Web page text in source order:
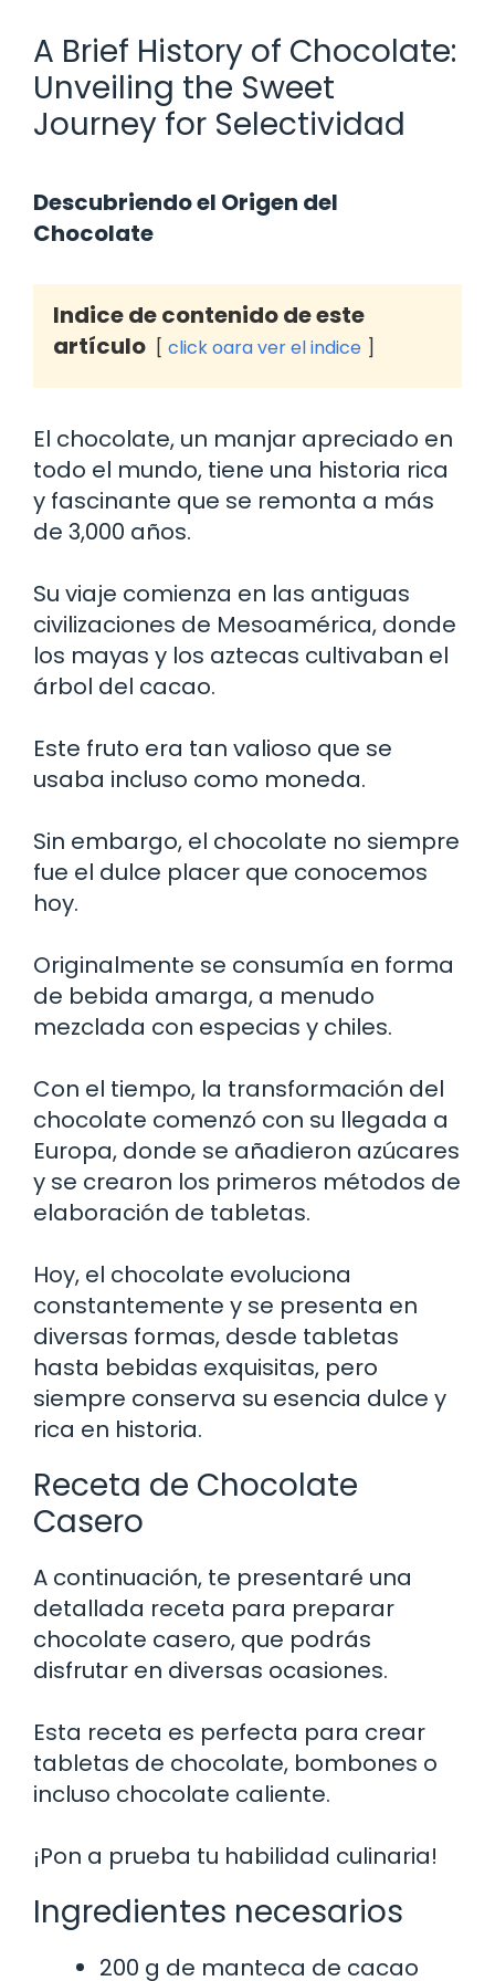
A Brief History of Chocolate:
Unveiling the Sweet
Journey for Selectividad
Descubriendo el Origen del
Chocolate
Indice de contenido de este
artículo
click oara ver el indice
El chocolate, un manjar apreciado en
todo el mundo, tiene una historia rica
y fascinante que se remonta a más
de 3,000 años.
Su viaje comienza en las antiguas
civilizaciones de Mesoamérica, donde
los mayas y los aztecas cultivaban el
árbol del cacao.
Este fruto era tan valioso que se
usaba incluso como moneda.
Sin embargo, el chocolate no siempre
fue el dulce placer que conocemos
hoy.
Originalmente se consumía en forma
de bebida amarga, a menudo
mezclada con especias y chiles.
Con el tiempo, la transformación del
chocolate comenzó con su llegada a
Europa, donde se añadieron azúcares
y se crearon los primeros métodos de
elaboración de tabletas.
Hoy, el chocolate evoluciona
constantemente y se presenta en
diversas formas, desde tabletas
hasta bebidas exquisitas, pero
siempre conserva su esencia dulce y
rica en historia.
Receta de Chocolate
Casero
A continuación, te presentaré una
detallada receta para preparar
chocolate casero, que podrás
disfrutar en diversas ocasiones.
Esta receta es perfecta para crear
tabletas de chocolate, bombones o
incluso chocolate caliente.
¡Pon a prueba tu habilidad culinaria!
Ingredientes necesarios
200 g de manteca de cacao